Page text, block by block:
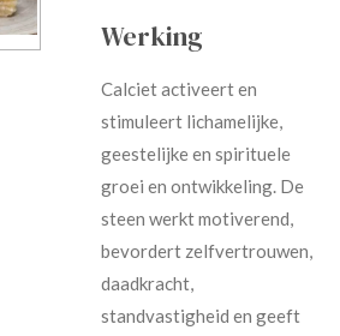
Werking
Calciet activeert en
stimuleert lichamelijke,
geestelijke en spirituele
groei en ontwikkeling. De
steen werkt motiverend,
bevordert zelfvertrouwen,
daadkracht,
standvastigheid en geeft